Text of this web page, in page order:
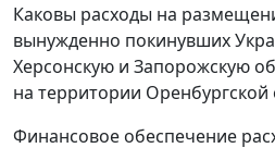
Каковы расходы на
вынужденно покинувших
Херсонскую и Запорожскую
на территории Оренбургской
Финансовое обеспечение